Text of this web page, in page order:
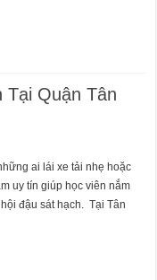
Tại Quận Tân
ai lái xe tải nhẹ hoặc
uy tín giúp học viên nắm
đậu sát hạch. Tại Tân